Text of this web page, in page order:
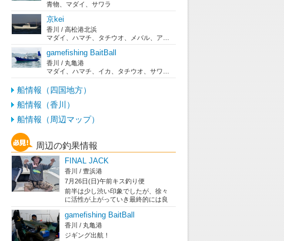
青物、マダイ、サワラ
京kei
香川 / 高松港北浜
gamefishing BaitBall
香川 / 丸亀港
船情報（四国地方）
船情報（香川）
船情報（周辺マップ）
周辺の釣果情報
FINAL JACK
香川 / 豊浜港
7月26日(日)午前キス釣り便
前半は少し渋い印象でしたが、徐々
に活性が上がっていき最終的には良
乗船頂きあり...
gamefishing BaitBall
香川 / 丸亀港
ジギング出航！